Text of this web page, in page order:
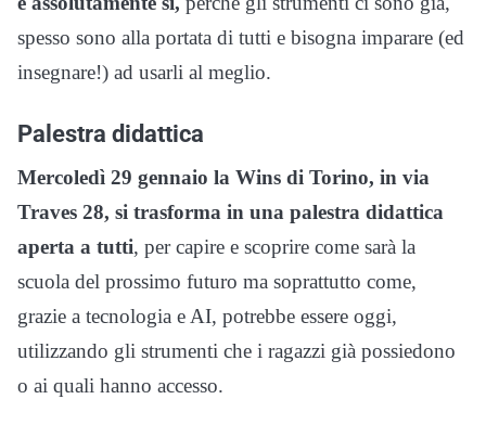
spesso sono alla portata di tutti e bisogna imparare (ed
insegnare!) ad usarli al meglio.
Palestra didattica
Mercoledì 29 gennaio la Wins di Torino, in via
Traves 28, si trasforma in una palestra didattica
aperta a tutti, per capire e scoprire come sarà la
scuola del prossimo futuro ma soprattutto come,
grazie a tecnologia e AI, potrebbe essere oggi,
utilizzando gli strumenti che i ragazzi già possiedono
o ai quali hanno accesso.